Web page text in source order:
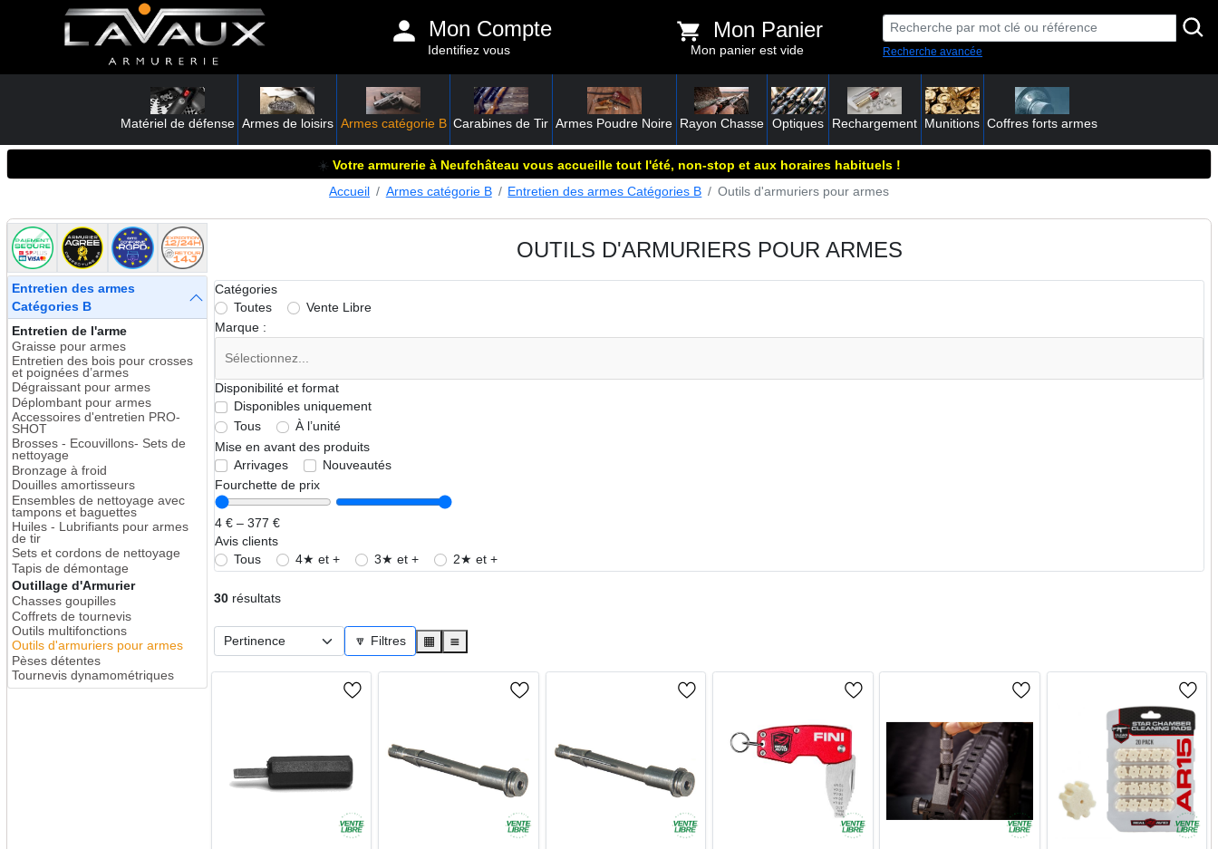
Mon Compte
Identifiez vous
Mon Panier
Mon panier est vide Recherche avancée
Matériel de défense Armes de loisirs Armes catégorie B Carabines de Tir Armes Poudre Noire Rayon Chasse Optiques Rechargement Munitions Coffres forts armes
☀️ Votre armurerie à Neufchâteau vous accueille tout l'été, non-stop et aux horaires habituels !
Accueil
Armes catégorie B Entretien des armes Catégories B Outils d'armuriers pour armes
Entretien des armes
Catégories B
Entretien de l'arme
Graisse pour armes
Entretien des bois pour crosses
et poignées d’armes
Dégraissant pour armes
Déplombant pour armes
Accessoires d'entretien PRO-
SHOT
Brosses - Ecouvillons- Sets de
nettoyage
Bronzage à froid
Douilles amortisseurs
Ensembles de nettoyage avec
tampons et baguettes
Huiles - Lubrifiants pour armes
de tir
Sets et cordons de nettoyage
Tapis de démontage
Outillage d'Armurier
Chasses goupilles
Coffrets de tournevis
Outils multifonctions
Outils d'armuriers pour armes
Pèses détentes
Tournevis dynamométriques
OUTILS D'ARMURIERS POUR ARMES
Catégories
Toutes
Vente Libre
Marque :
Disponibilité et format
Disponibles uniquement
Tous
À l’unité
Mise en avant des produits
Arrivages
Nouveautés
Fourchette de prix
4 € – 377 €
Avis clients
Tous
4★ et + 3★ et + 2★ et +
30 résultats
🔽 Filtres ▦ ≣